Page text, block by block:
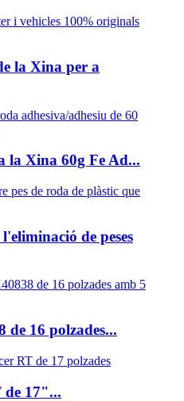
la Xina per a
la Xina 60g Fe Ad...
de peses
de 16 polzades...
de 17"...